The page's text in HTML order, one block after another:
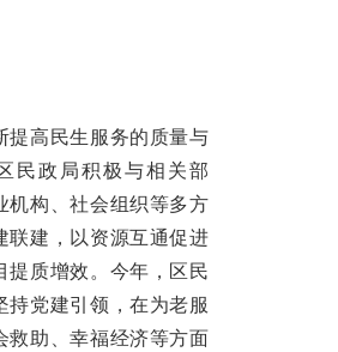
提高民生服务的质量与
民政局积极与相关部
机构、社会组织等多方
联建，以资源互通促进
提质增效。今年，区民
持党建引领，在为老服
救助、幸福经济等方面